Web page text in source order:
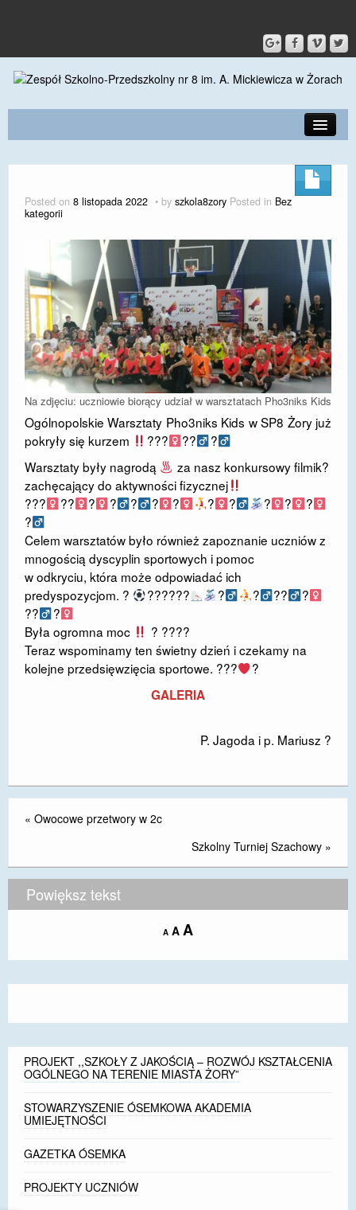
KONTAKT
DLA RODZICÓW I UCZNIÓW
DLA PRACOWNIKÓW
GALERIA
SPORT
DOSTĘPNOŚĆ
POLITYKA PRYWATNOŚCI
RODO
EGZAMIN ÓSMOKLASISTY
STANDARDY OCHRONY MAŁOLETNICH
PROJEKT ,,SZKOŁY Z JAKOŚCIĄ – ROZWÓJ
KSZTAŁCENIA OGÓLNEGO NA TERENIE MIASTA
ŻORY”
REKRUTACJA 2026/2027
mLegitymacja
Posted on 8 listopada 2022 by szkola8zory Posted in Bez
kategorii
Na zdjęciu: uczniowie biorący udział w warsztatach Pho3niks Kids
Ogólnopolskie Warsztaty Pho3niks Kids w SP8 Żory już
pokryły się kurzem
??? ??‍
?‍
Warsztaty były nagrodą
za nasz konkursowy filmik?
zachęcający do aktywności fizycznej
???‍
??‍ ? ?‍ ?‍ ?‍ ? ?‍ ?‍ ?‍ ?‍
?‍
?‍
Celem warsztatów było również zapoznanie uczniów z
mnogością dyscyplin sportowych i pomoc
w odkryciu, która może odpowiadać ich
predyspozycjom. ?
?????? ? ?‍ ??‍
?‍
??‍
?‍
Była ogromna moc
? ????
Teraz wspominamy ten świetny dzień i czekamy na
kolejne przedsięwzięcia sportowe. ???
?
GALERIA
P. Jagoda i p. Mariusz ?
« Owocowe przetwory w 2c
Szkolny Turniej Szachowy »
Powiększ tekst
A Decrease
size.
A Reset
size.
AIncrease
size.
PROJEKT ,,SZKOŁY Z JAKOŚCIĄ – ROZWÓJ KSZTAŁCENIA
OGÓLNEGO NA TERENIE MIASTA ŻORY”
STOWARZYSZENIE ÓSEMKOWA AKADEMIA
UMIEJĘTNOŚCI
GAZETKA ÓSEMKA
PROJEKTY UCZNIÓW